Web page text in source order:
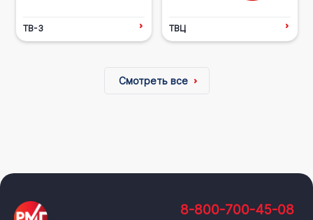
ТВ-3 ТВЦ
Смотреть все
8-800-700-45-08